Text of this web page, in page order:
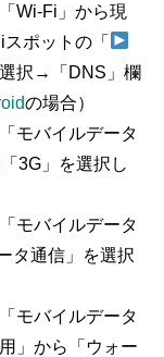
Wi-Fi」から現
ポットの「
選択→「DNS」欄
の場合）
モバイルデータ
3G」を選択し
モバイルデータ
タ通信」を選択
モバイルデータ
」から「ウォー